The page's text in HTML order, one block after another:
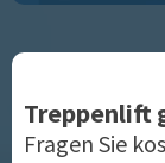
Treppenlift
Fragen Sie